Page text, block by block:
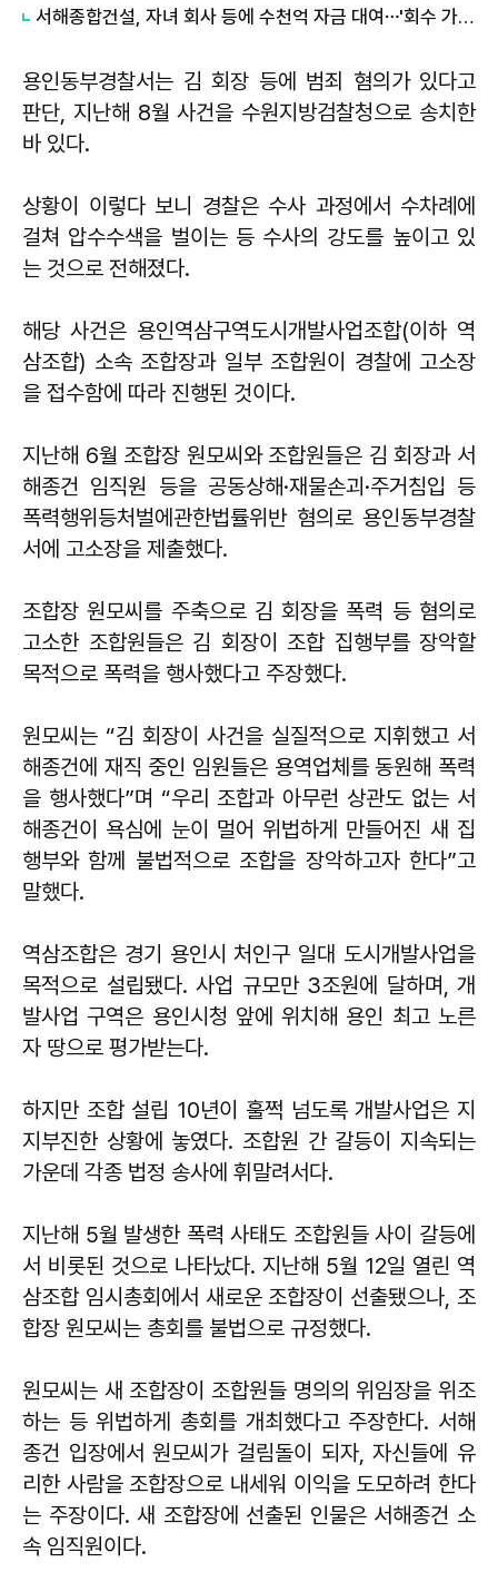
서해종합건설, 자녀 회사 등에 수천억 자금 대여⋯'회수 가능성' 우려 증폭
용인동부경찰서는 김 회장 등에 범죄 혐의가 있다고
판단, 지난해 8월 사건을 수원지방검찰청으로 송치한
바 있다.
상황이 이렇다 보니 경찰은 수사 과정에서 수차례에
걸쳐 압수수색을 벌이는 등 수사의 강도를 높이고 있
는 것으로 전해졌다.
해당 사건은 용인역삼구역도시개발사업조합(이하 역
삼조합) 소속 조합장과 일부 조합원이 경찰에 고소장
을 접수함에 따라 진행된 것이다.
지난해 6월 조합장 원모씨와 조합원들은 김 회장과 서
해종건 임직원 등을 공동상해·재물손괴·주거침입 등
폭력행위등처벌에관한법률위반 혐의로 용인동부경찰
서에 고소장을 제출했다.
조합장 원모씨를 주축으로 김 회장을 폭력 등 혐의로
고소한 조합원들은 김 회장이 조합 집행부를 장악할
목적으로 폭력을 행사했다고 주장했다.
원모씨는 “김 회장이 사건을 실질적으로 지휘했고 서
해종건에 재직 중인 임원들은 용역업체를 동원해 폭력
을 행사했다”며 “우리 조합과 아무런 상관도 없는 서
해종건이 욕심에 눈이 멀어 위법하게 만들어진 새 집
행부와 함께 불법적으로 조합을 장악하고자 한다”고
말했다.
역삼조합은 경기 용인시 처인구 일대 도시개발사업을
목적으로 설립됐다. 사업 규모만 3조원에 달하며, 개
발사업 구역은 용인시청 앞에 위치해 용인 최고 노른
자 땅으로 평가받는다.
하지만 조합 설립 10년이 훌쩍 넘도록 개발사업은 지
지부진한 상황에 놓였다. 조합원 간 갈등이 지속되는
가운데 각종 법정 송사에 휘말려서다.
지난해 5월 발생한 폭력 사태도 조합원들 사이 갈등에
서 비롯된 것으로 나타났다. 지난해 5월 12일 열린 역
삼조합 임시총회에서 새로운 조합장이 선출됐으나, 조
합장 원모씨는 총회를 불법으로 규정했다.
원모씨는 새 조합장이 조합원들 명의의 위임장을 위조
하는 등 위법하게 총회를 개최했다고 주장한다. 서해
종건 입장에서 원모씨가 걸림돌이 되자, 자신들에 유
리한 사람을 조합장으로 내세워 이익을 도모하려 한다
는 주장이다. 새 조합장에 선출된 인물은 서해종건 소
속 임직원이다.